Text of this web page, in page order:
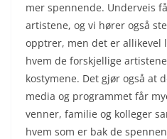
mer spennende. Underveis
artistene, og vi hører også
opptrer, men det er allikevel
hvem de forskjellige
kostymene. Det gjør også at
media og programmet får
venner, familie og kolleger
hvem som er bak de